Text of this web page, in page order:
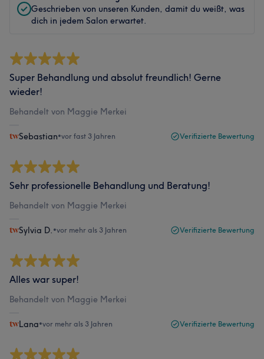
Geschrieben von unseren Kunden, damit du weißt, was
dich in jedem Salon erwartet.
Super Behandlung und absolut freundlich! Gerne
wieder!
Behandelt von Maggie Merkei
Sebastian•vor fast 3 Jahren Verifizierte Bewertung
Sehr professionelle Behandlung und Beratung!
Behandelt von Maggie Merkei
Sylvia D. •vor mehr als 3 Jahren Verifizierte Bewertung
Alles war super!
Behandelt von Maggie Merkei
Lana•vor mehr als 3 Jahren Verifizierte Bewertung